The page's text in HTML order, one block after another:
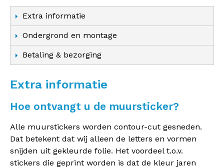
Extra informatie
Ondergrond en montage
Betaling & bezorging
Extra informatie
Hoe ontvangt u de muursticker?
Alle muurstickers worden contour-cut gesneden.
Dat betekent dat wij alleen de letters en vormen
snijden uit gekleurde folie. Het voordeel t.o.v.
stickers die geprint worden is dat de kleur jaren